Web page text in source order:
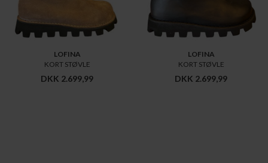
LOFINA
KORT STØVLE
DKK 2.699,99
LOFINA
KORT STØVLE
DKK 2.699,99